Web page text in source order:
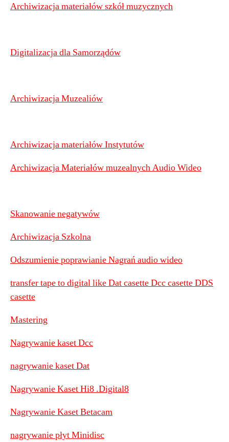
Archiwizacja materiałów szkół muzycznych
Digitalizacja dla Samorządów
Archiwizacja Muzealiów
Archiwizacja materiałów Instytutów
Archiwizacja Materiałów muzealnych Audio Wideo
Skanowanie negatywów
Archiwizacja Szkolna
Odszumienie poprawianie Nagrań audio wideo
transfer tape to digital like Dat casette Dcc casette DDS
casette
Mastering
Nagrywanie kaset Dcc
nagrywanie kaset Dat
Nagrywanie Kaset Hi8 .Digital8
Nagrywanie Kaset Betacam
nagrywanie płyt Minidisc